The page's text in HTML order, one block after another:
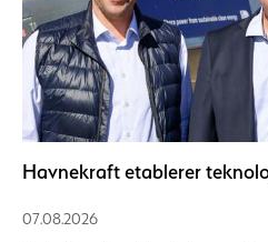
Havnekraft etablerer
07.08.2026